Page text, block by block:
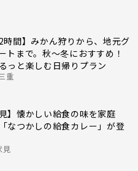
時間】みかん狩りから、地元グ
トまで。秋〜冬におすすめ！
っと楽しむ日帰りプラン
重
】懐かしい給食の味を家庭
なつかしの給食カレー」が登
見